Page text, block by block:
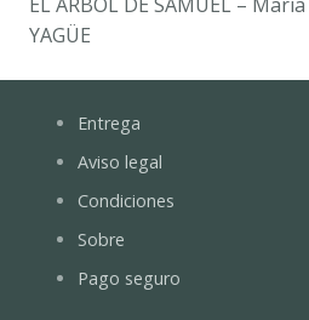
YAGÜE
Entrega
Aviso legal
Condiciones
Sobre
Pago seguro